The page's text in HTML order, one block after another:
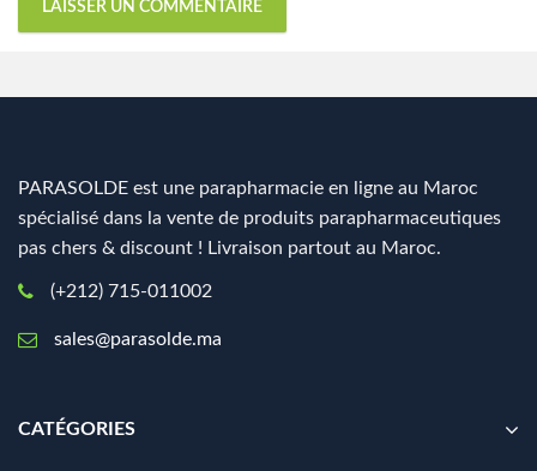
PARASOLDE est une parapharmacie en ligne au Maroc
spécialisé dans la vente de produits parapharmaceutiques
pas chers & discount ! Livraison partout au Maroc.
(+212) 715-011002
sales@parasolde.ma
CATÉGORIES